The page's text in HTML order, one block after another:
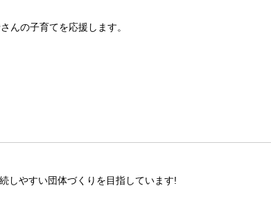
んの子育てを応援します。
しやすい団体づくりを目指しています!